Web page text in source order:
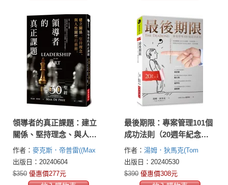
領導者的真正課題：建立
關係、堅持理念、與人性
關懷的藝術
作者： 麥克斯．帝普雷((Max
De Pree)
出版日：20240604
$350 優惠價277元
最後期限：專案管理101個
成功法則（20週年紀念
版）
作者： 湯姆．狄馬克(Tom
DeMarco)
出版日：20240530
$390 優惠價308元